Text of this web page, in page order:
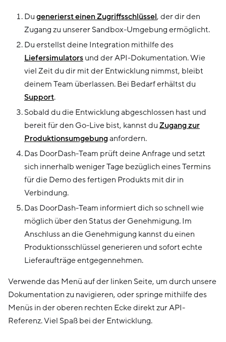
Du generierst einen Zugriffsschlüssel, der dir den
Zugang zu unserer Sandbox-Umgebung ermöglicht.
Du erstellst deine Integration mithilfe des
Liefersimulators und der API-Dokumentation. Wie
viel Zeit du dir mit der Entwicklung nimmst, bleibt
deinem Team überlassen. Bei Bedarf erhältst du
Support.
Sobald du die Entwicklung abgeschlossen hast und
bereit für den Go-Live bist, kannst du Zugang zur
Produktionsumgebunganfordern.
Das DoorDash-Team prüft deine Anfrage und setzt
sich innerhalb weniger Tage bezüglich eines Termins
für die Demo des fertigen Produkts mit dir in
Verbindung.
Das DoorDash-Team informiert dich so schnell wie
möglich über den Status der Genehmigung. Im
Anschluss an die Genehmigung kannst du einen
Produktionsschlüssel generieren und sofort echte
Lieferaufträge entgegennehmen.
Verwende das Menü auf der linken Seite, um durch unsere
Dokumentation zu navigieren, oder springe mithilfe des
Menüs in der oberen rechten Ecke direkt zur API-
Referenz. Viel Spaß bei der Entwicklung.